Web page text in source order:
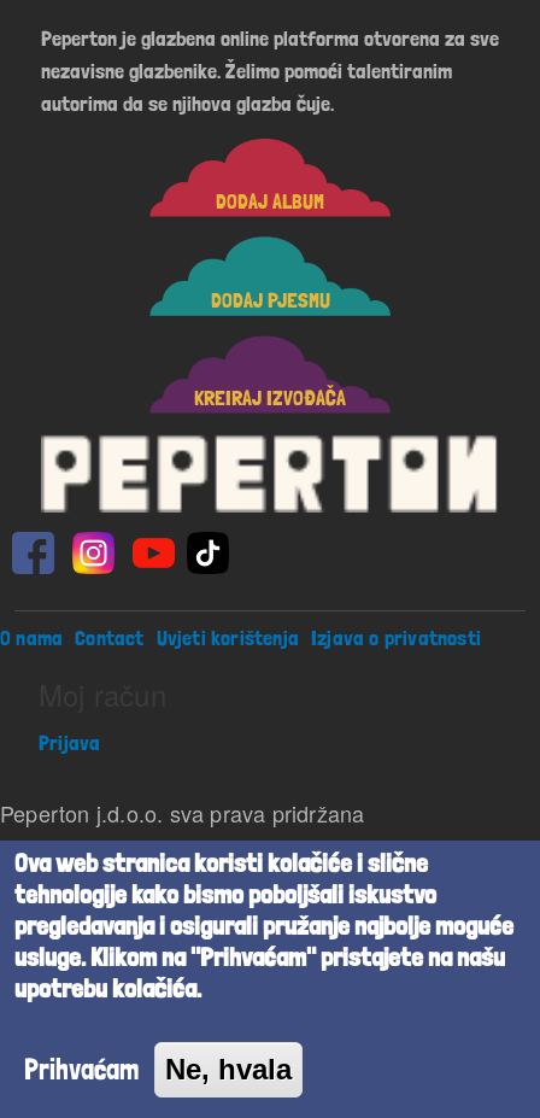
Peperton je glazbena online platforma otvorena za sve
nezavisne glazbenike. Želimo pomoći talentiranim
autorima da se njihova glazba čuje.
DODAJ ALBUM
DODAJ PJESMU
KREIRAJ IZVOĐAČA
Footer menu
O nama Contact Uvjeti korištenja Izjava o privatnosti
Prijava
Peperton j.d.o.o. sva prava pridržana
Beta verzija
Powered byCognita
Ova web stranica koristi kolačiće i slične
tehnologije kako bismo poboljšali iskustvo
pregledavanja i osigurali pružanje najbolje moguće
usluge. Klikom na "Prihvaćam" pristajete na našu
upotrebu kolačića.
Prihvaćam Ne, hvala